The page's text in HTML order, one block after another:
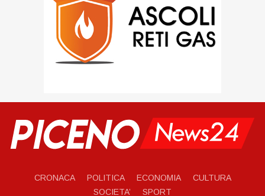
CRONACA POLITICA ECONOMIA
CULTURA
SOCIETA’
SPORT